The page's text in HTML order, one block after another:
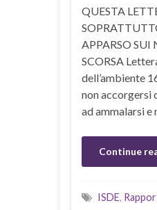
QUESTA
APPARSO
SCORSA
dell’ambiente
non accorgersi
ad ammalarsi e
Continue
ISDE,